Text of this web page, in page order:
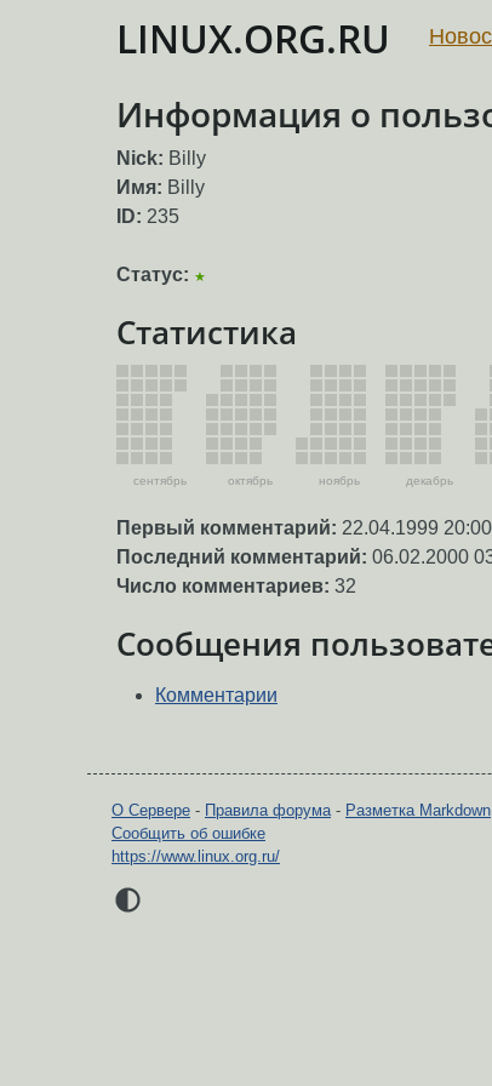
LINUX.ORG.RU
Информация о
Nick: Billy
Имя: Billy
ID: 235
Статус: ★
Статистика
сентябрь октябрь ноябрь декабрь
Первый комментарий: 22.04.1999
Последний комментарий: 06.02.2000
Число комментариев: 32
Сообщения
Комментарии
О Сервере - Правила форума- Разметка Markdown
Сообщить об ошибке
https://www.linux.org.ru/